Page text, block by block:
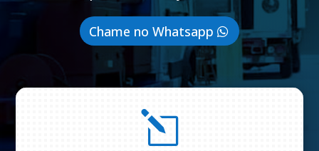
Chame no Whatsapp
l